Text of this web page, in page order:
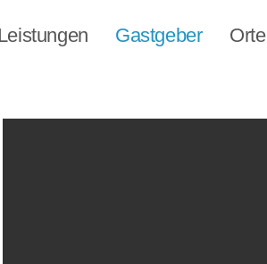
Leistungen Gastgeber Orte